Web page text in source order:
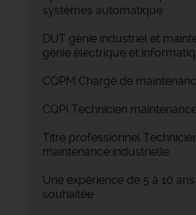
systèmes automatique
DUT génie industriel et
génie électrique et
CQPM Chargé de
CQPI Technicien
Titre professionnel
maintenance industrielle
Une expérience de 5 à 10
souhaitée